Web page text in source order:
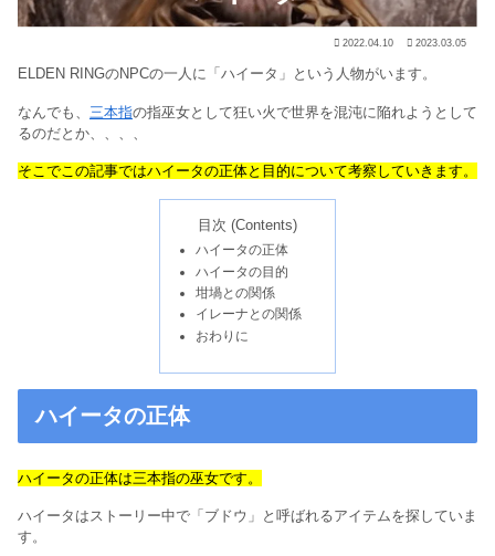
2022.04.10 2023.03.05
ELDEN RINGのNPCの一人に「ハイータ」という人物がいます。
なんでも、 三本指の指巫女として狂い火で世界を混沌に陥れようとして
るのだとか、、、、
そこでこの記事ではハイータの正体と目的について考察していきます。
目次 (Contents)
ハイータの正体
ハイータの目的
坩堝との関係
イレーナとの関係
おわりに
ハイータの正体
ハイータの正体は三本指の巫女です。
ハイータはストーリー中で「ブドウ」と呼ばれるアイテムを探していま
す。